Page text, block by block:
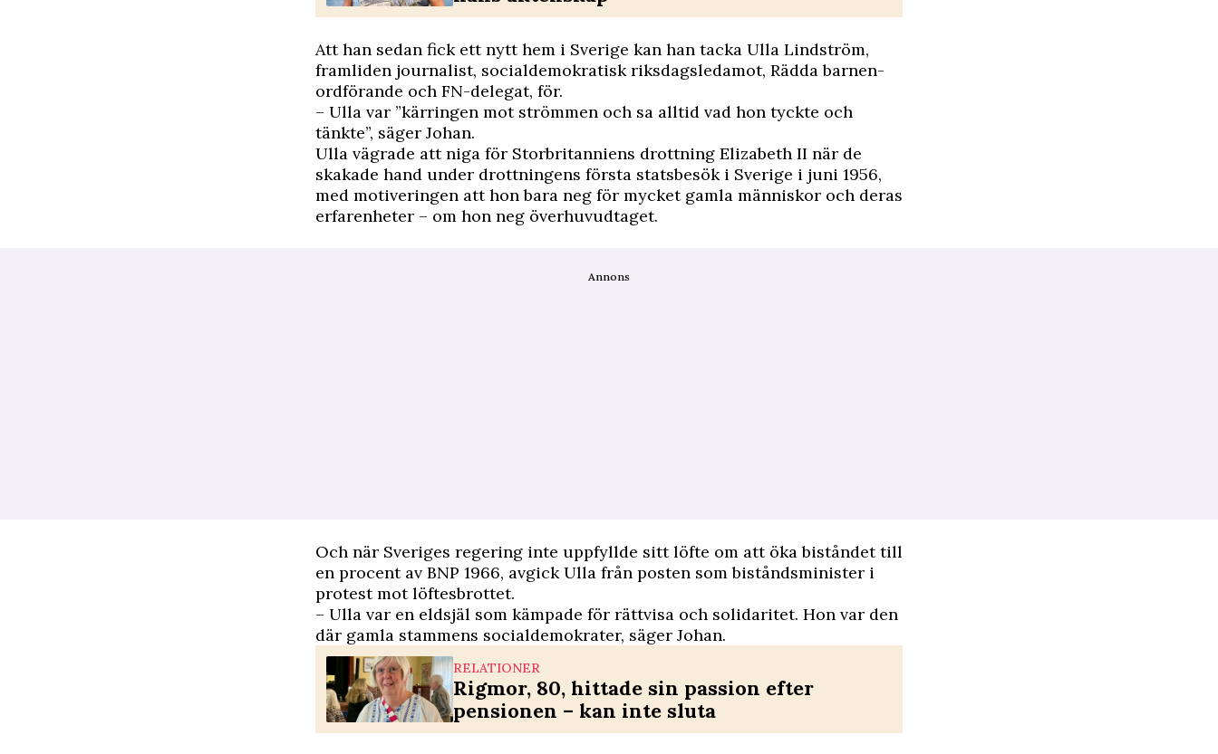
Att han sedan fick ett nytt hem i Sverige kan han tacka Ulla Lindström,
framliden journalist, socialdemokratisk riksdagsledamot, Rädda barnen-
ordförande och FN-delegat, för.
– Ulla var ”kärringen mot strömmen och sa alltid vad hon tyckte och
tänkte”, säger Johan.
Ulla vägrade att niga för Storbritanniens drottning Elizabeth II när de
skakade hand under drottningens första statsbesök i Sverige i juni 1956,
med motiveringen att hon bara neg för mycket gamla människor och deras
erfarenheter – om hon neg överhuvudtaget.
Annons
Och när Sveriges regering inte uppfyllde sitt löfte om att öka biståndet till
en procent av BNP 1966, avgick Ulla från posten som biståndsminister i
protest mot löftesbrottet.
– Ulla var en eldsjäl som kämpade för rättvisa och solidaritet. Hon var den
där gamla stammens socialdemokrater, säger Johan.
RELATIONER
Rigmor, 80, hittade sin passion efter
pensionen – kan inte sluta